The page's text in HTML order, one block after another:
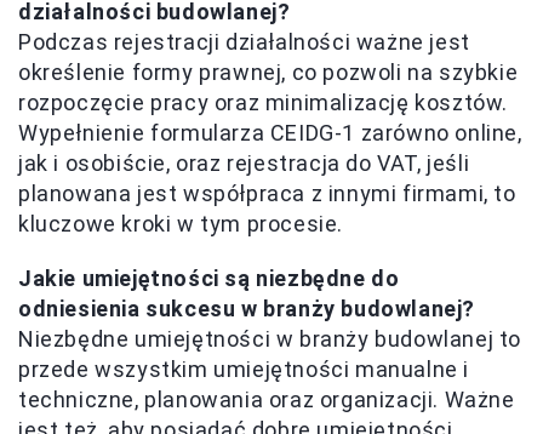
działalności budowlanej?
Podczas rejestracji działalności ważne jest
określenie formy prawnej, co pozwoli na szybkie
rozpoczęcie pracy oraz minimalizację kosztów.
Wypełnienie formularza CEIDG-1 zarówno online,
jak i osobiście, oraz rejestracja do VAT, jeśli
planowana jest współpraca z innymi firmami, to
kluczowe kroki w tym procesie.
Jakie umiejętności są niezbędne do
odniesienia sukcesu w branży budowlanej?
Niezbędne umiejętności w branży budowlanej to
przede wszystkim umiejętności manualne i
techniczne, planowania oraz organizacji. Ważne